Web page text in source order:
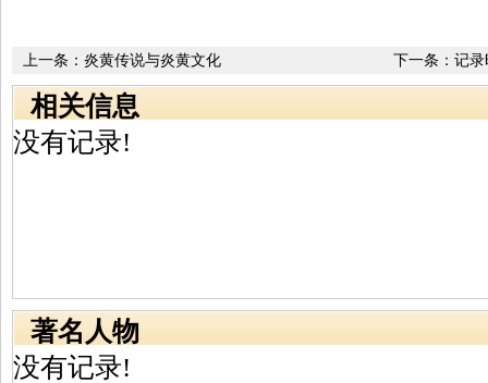
下一条： 记录
上一条： 炎黄传说与炎黄文化
相关信息
没有记录!
著名人物
没有记录!